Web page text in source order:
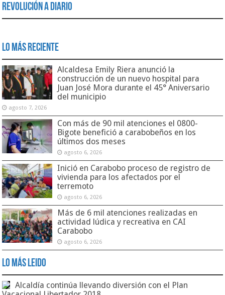
Revolución a Diario
Lo Más Reciente
Alcaldesa Emily Riera anunció la
construcción de un nuevo hospital para
Juan José Mora durante el 45° Aniversario
del municipio
agosto 7, 2026
Con más de 90 mil atenciones el 0800-
Bigote benefició a carabobeños en los
últimos dos meses
agosto 6, 2026
Inició en Carabobo proceso de registro de
vivienda para los afectados por el
terremoto
agosto 6, 2026
Más de 6 mil atenciones realizadas en
actividad lúdica y recreativa en CAI
Carabobo
agosto 6, 2026
Lo Más Leido
Alcaldía continúa llevando diversión con el Plan